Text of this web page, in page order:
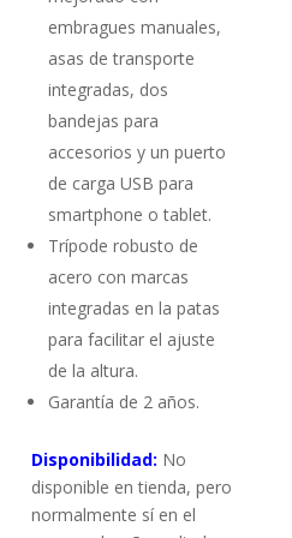
embragues manuales,
asas de transporte
integradas, dos
bandejas para
accesorios y un puerto
de carga USB para
smartphone o tablet.
Trípode robusto de
acero con marcas
integradas en la patas
para facilitar el ajuste
de la altura.
Garantía de 2 años.
Disponibilidad: No
disponible en tienda, pero
normalmente sí en el